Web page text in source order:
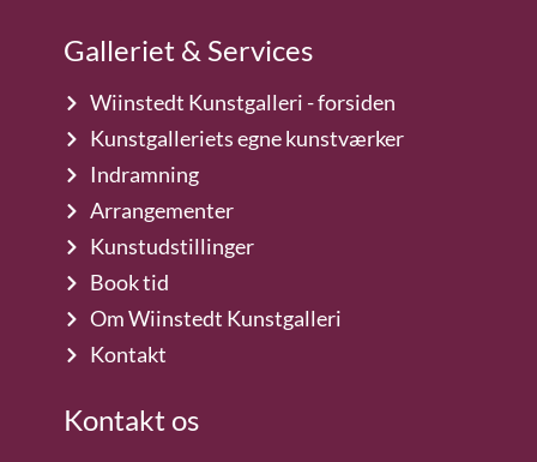
Galleriet & Services
Wiinstedt Kunstgalleri - forsiden
Kunstgalleriets egne kunstværker
Indramning
Arrangementer
Kunstudstillinger
Book tid
Om Wiinstedt Kunstgalleri
Kontakt
Kontakt os